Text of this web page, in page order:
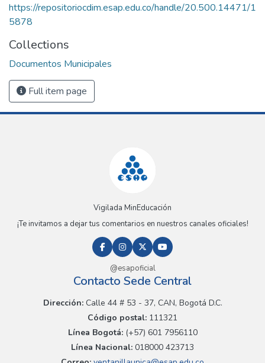
https://repositoriocdim.esap.edu.co/handle/20.500.14471/1
5878
Collections
Documentos Municipales
Full item page
Vigilada MinEducación
¡Te invitamos a dejar tus comentarios en nuestros canales oficiales!
@esapoficial
Contacto Sede Central
Dirección:Calle 44 # 53 - 37, CAN, Bogotá D.C.
Código postal: 111321
Línea Bogotá:(+57) 601 7956110
Línea Nacional: 018000 423713